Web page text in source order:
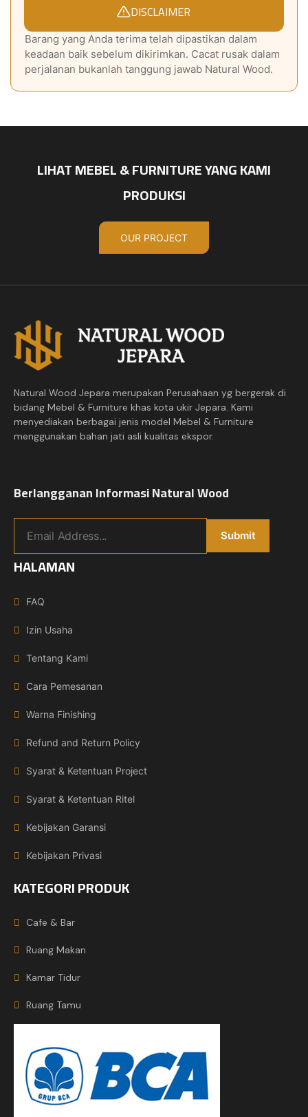
DISCLAIMER
Barang yang Anda terima telah dipastikan dalam
keadaan baik sebelum dikirimkan. Cacat rusak dalam
perjalanan bukanlah tanggung jawab Natural Wood.
LIHAT MEBEL & FURNITURE YANG KAMI
PRODUKSI
OUR PROJECT
Natural Wood Jepara merupakan Perusahaan yg bergerak di
bidang Mebel & Furniture khas kota ukir Jepara. Kami
menyediakan berbagai jenis model Mebel & Furniture
menggunakan bahan jati asli kualitas ekspor.
Berlangganan Informasi Natural Wood
HALAMAN
FAQ
Izin Usaha
Tentang Kami
Cara Pemesanan
Warna Finishing
Refund and Return Policy
Syarat & Ketentuan Project
Syarat & Ketentuan Ritel
Kebijakan Garansi
Kebijakan Privasi
KATEGORI PRODUK
Cafe & Bar
Ruang Makan
Kamar Tidur
Ruang Tamu